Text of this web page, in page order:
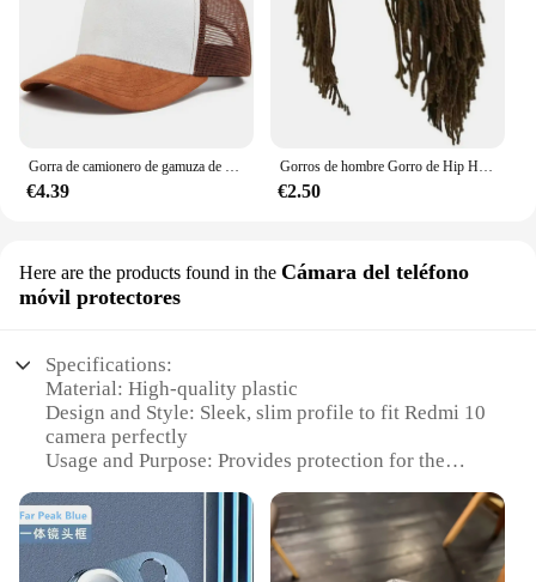
Gorra de camionero de gamuza de malla de 5 paneles Unisex, gorra de béisbol con logotipo impreso personalizado para hombre, gorros deportivos transpirables para primavera y verano, gorros para mujer
€4.39
Gorros de hombre Gorro de Hip Hop hecho a mano de ganchillo Gorro cálido de invierno Gorro Halloween Navidad Regalos de cumpleaños Peluca de fiesta divertida
€2.50
Here are the products found in the Cámara del teléfono
móvil protectores
Specifications:
Material: High-quality plastic
Design and Style: Sleek, slim profile to fit Redmi 10
camera perfectly
Usage and Purpose: Provides protection for the
Performance and Property: Durable and scratch-
resistant
Parts and Accessories: Comes as a set, ensuring